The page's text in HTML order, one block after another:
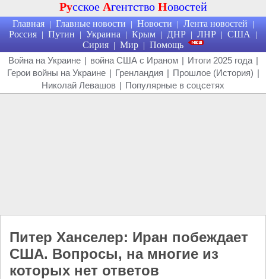
Русское Агентство Новостей
Главная | Главные новости | Новости | Лента новостей |
Россия | Путин | Украина | Крым | ДНР | ЛНР | США |
Сирия | Мир | Помощь
Война на Украине | война США с Ираном | Итоги 2025 года |
Герои войны на Украине | Гренландия | Прошлое (История) |
Николай Левашов | Популярные в соцсетях
Питер Ханселер: Иран побеждает
США. Вопросы, на многие из
которых нет ответов